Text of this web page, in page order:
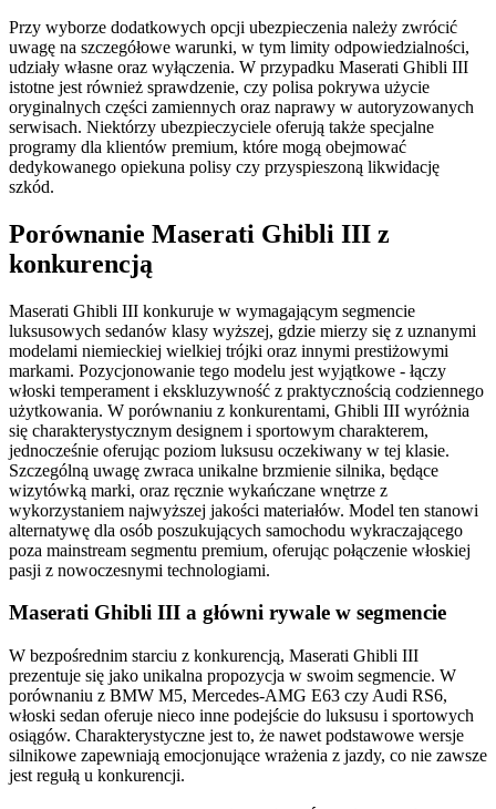
Przy wyborze dodatkowych opcji ubezpieczenia należy zwrócić
uwagę na szczegółowe warunki, w tym limity odpowiedzialności,
udziały własne oraz wyłączenia. W przypadku Maserati Ghibli III
istotne jest również sprawdzenie, czy polisa pokrywa użycie
oryginalnych części zamiennych oraz naprawy w autoryzowanych
serwisach. Niektórzy ubezpieczyciele oferują także specjalne
programy dla klientów premium, które mogą obejmować
dedykowanego opiekuna polisy czy przyspieszoną likwidację
szkód.
Porównanie Maserati Ghibli III z
konkurencją
Maserati Ghibli III konkuruje w wymagającym segmencie
luksusowych sedanów klasy wyższej, gdzie mierzy się z uznanymi
modelami niemieckiej wielkiej trójki oraz innymi prestiżowymi
markami. Pozycjonowanie tego modelu jest wyjątkowe - łączy
włoski temperament i ekskluzywność z praktycznością codziennego
użytkowania. W porównaniu z konkurentami, Ghibli III wyróżnia
się charakterystycznym designem i sportowym charakterem,
jednocześnie oferując poziom luksusu oczekiwany w tej klasie.
Szczególną uwagę zwraca unikalne brzmienie silnika, będące
wizytówką marki, oraz ręcznie wykańczane wnętrze z
wykorzystaniem najwyższej jakości materiałów. Model ten stanowi
alternatywę dla osób poszukujących samochodu wykraczającego
poza mainstream segmentu premium, oferując połączenie włoskiej
pasji z nowoczesnymi technologiami.
Maserati Ghibli III a główni rywale w segmencie
W bezpośrednim starciu z konkurencją, Maserati Ghibli III
prezentuje się jako unikalna propozycja w swoim segmencie. W
porównaniu z BMW M5, Mercedes-AMG E63 czy Audi RS6,
włoski sedan oferuje nieco inne podejście do luksusu i sportowych
osiągów. Charakterystyczne jest to, że nawet podstawowe wersje
silnikowe zapewniają emocjonujące wrażenia z jazdy, co nie zawsze
jest regułą u konkurencji.